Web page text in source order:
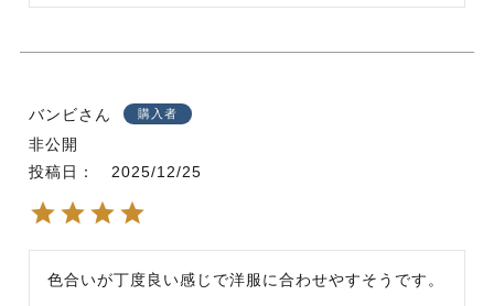
バンビ 購入者
非公開
投稿日
2025/12/25
色合いが丁度良い感じで洋服に合わせやすそうです。